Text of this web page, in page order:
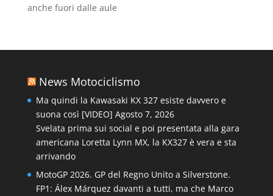
anche fuori dalle aule
News Motociclismo
Ma quindi la Kawasaki KX 327 esiste davvero e
suona così [VIDEO] Agosto 7, 2026
Svelata prima sui social e poi presentata alla gara
americana Loretta Lynn MX, la KX327 è vera e sta
arrivando
MotoGP 2026. GP del Regno Unito a Silverstone.
FP1: Álex Márquez davanti a tutti, ma che Marco